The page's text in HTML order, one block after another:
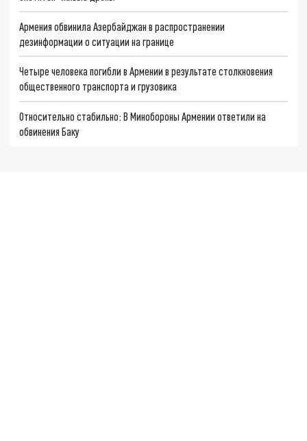
Армения обвинила Азербайджан в распространении
дезинформации о ситуации на границе
Четыре человека погибли в Армении в результате столкновения
общественного транспорта и грузовика
Относительно стабильно: В Минобороны Армении ответили на
обвинения Баку